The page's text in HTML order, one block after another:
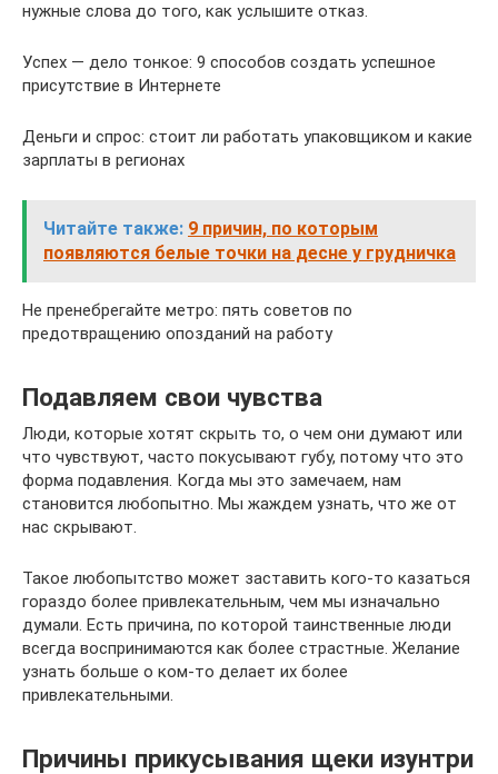
нужные слова до того, как услышите отказ.
Успех — дело тонкое: 9 способов создать успешное
присутствие в Интернете
Деньги и спрос: стоит ли работать упаковщиком и какие
зарплаты в регионах
Читайте также: 9 причин, по которым
появляются белые точки на десне у грудничка
Не пренебрегайте метро: пять советов по
предотвращению опозданий на работу
Подавляем свои чувства
Люди, которые хотят скрыть то, о чем они думают или
что чувствуют, часто покусывают губу, потому что это
форма подавления. Когда мы это замечаем, нам
становится любопытно. Мы жаждем узнать, что же от
нас скрывают.
Такое любопытство может заставить кого-то казаться
гораздо более привлекательным, чем мы изначально
думали. Есть причина, по которой таинственные люди
всегда воспринимаются как более страстные. Желание
узнать больше о ком-то делает их более
привлекательными.
Причины прикусывания щеки изунтри